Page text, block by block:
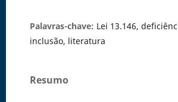
Palavras-chave: Lei 13.146,
inclusão, literatura
Resumo